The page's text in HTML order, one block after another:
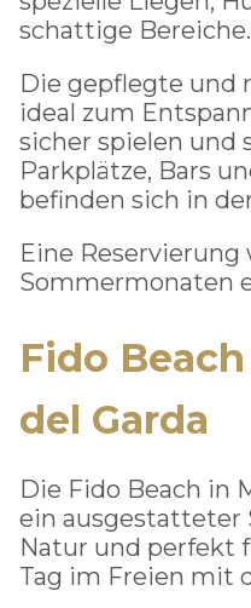
schattige Bereiche.
Die gepflegte und
ideal zum
sicher spielen und
Parkplätze, Bars
befinden sich in
Eine
Sommermonaten
Fido
del Garda
Die Fido Beach in
ein ausgestatteter
Natur und perfekt
Tag im Freien mit